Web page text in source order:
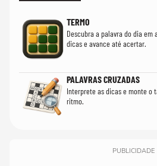
TERMO
Descubra a palavra do dia em
dicas e avance até acertar.
PALAVRAS CRUZADAS
Interprete as dicas e monte o
ritmo.
PUBLICIDADE